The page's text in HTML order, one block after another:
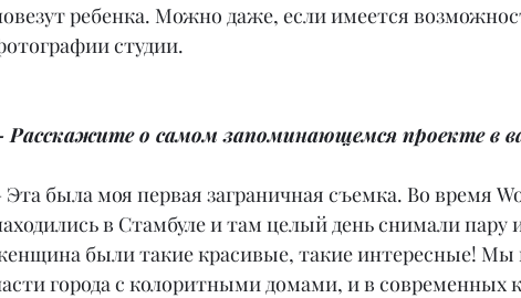
ребенка. Можно даже, если имеется
студии.
Расскажите о самом запоминающемся проекте в
Эта была моя первая заграничная съемка. Во время
в Стамбуле и там целый день снимали
были такие красивые, такие интересные! Мы
города с колоритными домами, и в современных